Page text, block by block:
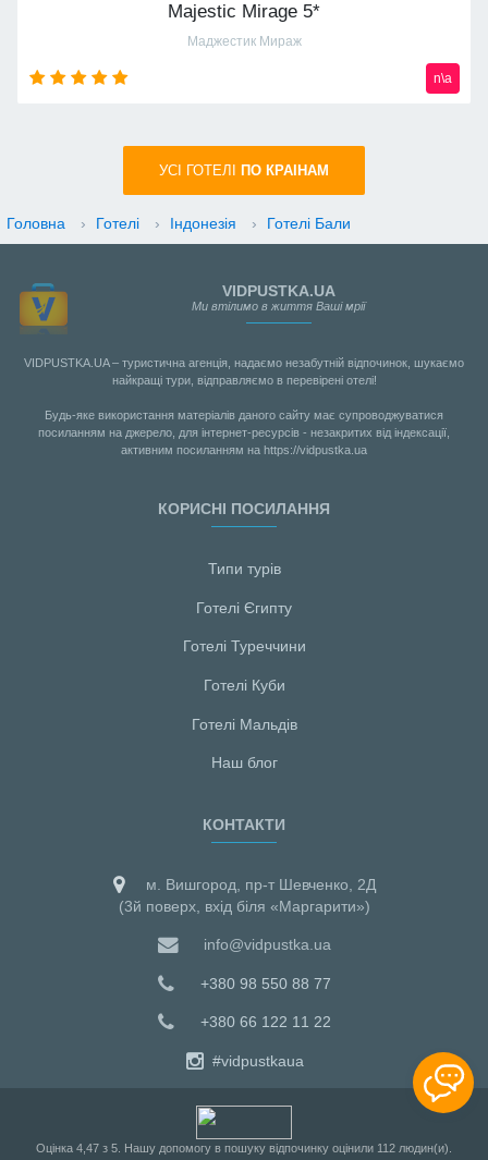
Majestic Mirage 5*
Маджестик Мираж
n\a
УСI ГОТЕЛІ ПО КРАIНАМ
Головна › Готелі › Індонезія › Готелі Бали
VIDPUSTKA.UA
Ми втілимо в життя Ваші мрії
VIDPUSTKA.UA – туристична агенція, надаємо незабутній відпочинок, шукаємо
найкращі тури, відправляємо в перевірені отелі!
Будь-яке використання матеріалів даного сайту має супроводжуватися
посиланням на джерело, для інтернет-ресурсів - незакритих від індексації,
активним посиланням на https://vidpustka.ua
КОРИСНІ ПОСИЛАННЯ
Типи турів
Готелі Єгипту
Готелі Туреччини
Готелі Куби
Готелі Мальдiв
Наш блог
КОНТАКТИ
м. Вишгород, пр-т Шевченко, 2Д
(3й поверх, вхід біля «Маргарити»)
info@vidpustka.ua
+380 98 550 88 77
+380 66 122 11 22
#vidpustkaua
Оцiнка 4,47 з 5 . Нашу допомогу в пошуку відпочинку оцінили 112 людин(и).